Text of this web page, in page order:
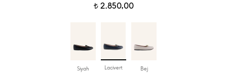
t2.850,00
Siyah Lacivert Bej